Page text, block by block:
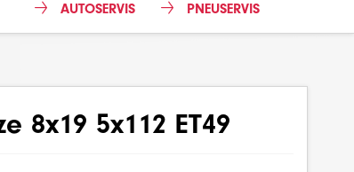
PNEUSERVIS
AUTOSERVIS
8x19 5x112 ET49